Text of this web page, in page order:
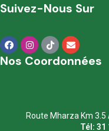
Suivez-Nous Sur
Nos Coordonnées
Route Mharza Km
Tél: 31